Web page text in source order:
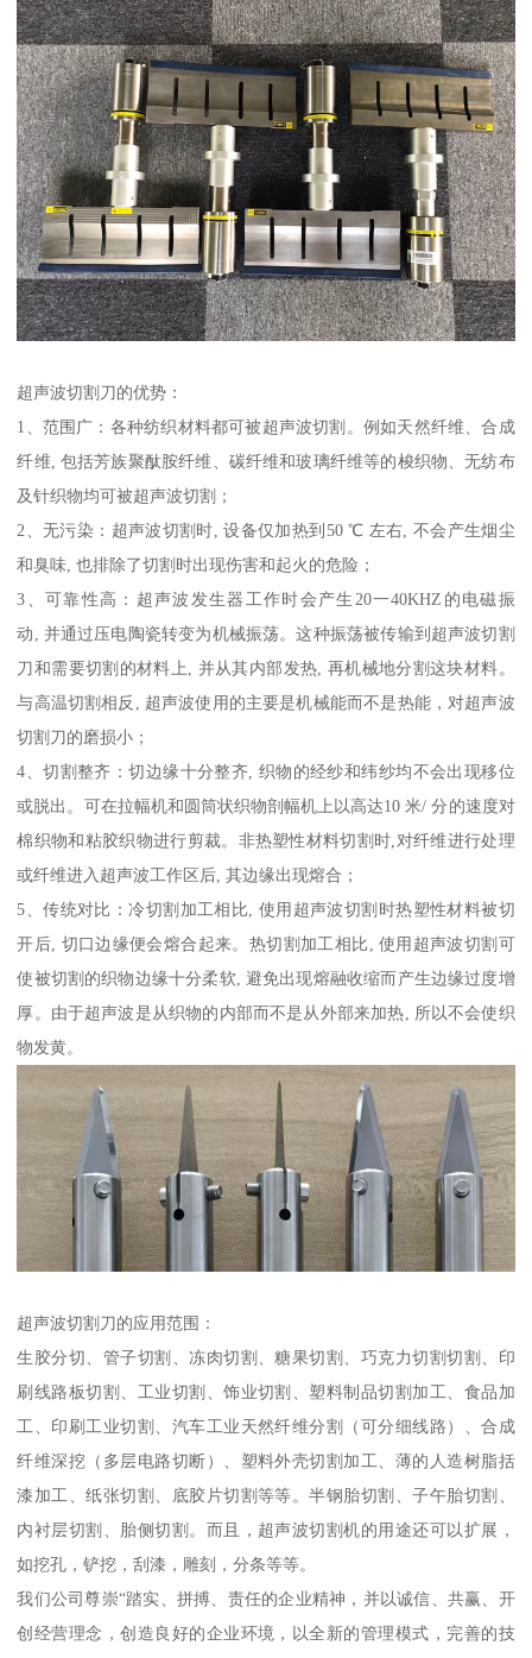
超声波切割刀的优势：
1、范围广：各种纺织材料都可被超声波切割。例如天然纤维、合成
纤维, 包括芳族聚酞胺纤维、碳纤维和玻璃纤维等的梭织物、无纺布
及针织物均可被超声波切割；
2、无污染：超声波切割时, 设备仅加热到50 ℃ 左右, 不会产生烟尘
和臭味, 也排除了切割时出现伤害和起火的危险；
3、可靠性高：超声波发生器工作时会产生20一40KHZ的电磁振
动, 并通过压电陶瓷转变为机械振荡。这种振荡被传输到超声波切割
刀和需要切割的材料上, 并从其内部发热, 再机械地分割这块材料。
与高温切割相反, 超声波使用的主要是机械能而不是热能，对超声波
切割刀的磨损小；
4、切割整齐：切边缘十分整齐, 织物的经纱和纬纱均不会出现移位
或脱出。可在拉幅机和圆筒状织物剖幅机上以高达10 米/ 分的速度对
棉织物和粘胶织物进行剪裁。非热塑性材料切割时,对纤维进行处理
或纤维进入超声波工作区后, 其边缘出现熔合；
5、传统对比：冷切割加工相比, 使用超声波切割时热塑性材料被切
开后, 切口边缘便会熔合起来。热切割加工相比, 使用超声波切割可
使被切割的织物边缘十分柔软, 避免出现熔融收缩而产生边缘过度增
厚。由于超声波是从织物的内部而不是从外部来加热, 所以不会使织
物发黄。
超声波切割刀的应用范围：
生胶分切、管子切割、冻肉切割、糖果切割、巧克力切割切割、印
刷线路板切割、工业切割、饰业切割、塑料制品切割加工、食品加
工、印刷工业切割、汽车工业天然纤维分割（可分细线路）、合成
纤维深挖（多层电路切断）、塑料外壳切割加工、薄的人造树脂括
漆加工、纸张切割、底胶片切割等等。半钢胎切割、子午胎切割、
内衬层切割、胎侧切割。而且，超声波切割机的用途还可以扩展，
如挖孔，铲挖，刮漆，雕刻，分条等等。
我们公司尊崇“踏实、拼搏、责任的企业精神，并以诚信、共赢、开
创经营理念，创造良好的企业环境，以全新的管理模式，完善的技